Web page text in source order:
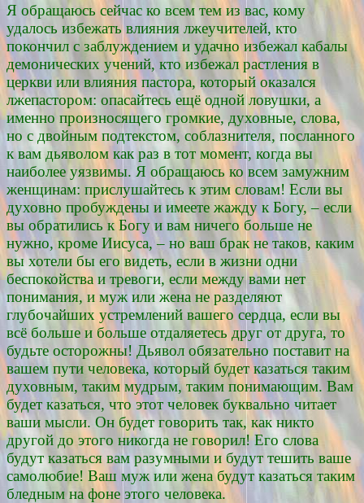
Я обращаюсь сейчас ко всем тем из вас, кому
удалось избежать влияния лжеучителей, кто
покончил с заблуждением и удачно избежал кабалы
демонических учений, кто избежал растления в
церкви или влияния пастора, который оказался
лжепастором: опасайтесь ещё одной ловушки, а
именно произносящего громкие, духовные, слова,
но с двойным подтекстом, соблазнителя, посланного
к вам дьяволом как раз в тот момент, когда вы
наиболее уязвимы. Я обращаюсь ко всем замужним
женщинам: прислушайтесь к этим словам! Если вы
духовно пробуждены и имеете жажду к Богу, – если
вы обратились к Богу и вам ничего больше не
нужно, кроме Иисуса, – но ваш брак не таков, каким
вы хотели бы его видеть, если в жизни одни
беспокойства и тревоги, если между вами нет
понимания, и муж или жена не разделяют
глубочайших устремлений вашего сердца, если вы
всё больше и больше отдаляетесь друг от друга, то
будьте осторожны! Дьявол обязательно поставит на
вашем пути человека, который будет казаться таким
духовным, таким мудрым, таким понимающим. Вам
будет казаться, что этот человек буквально читает
ваши мысли. Он будет говорить так, как никто
другой до этого никогда не говорил! Его слова
будут казаться вам разумными и будут тешить ваше
самолюбие! Ваш муж или жена будут казаться таким
бледным на фоне этого человека.